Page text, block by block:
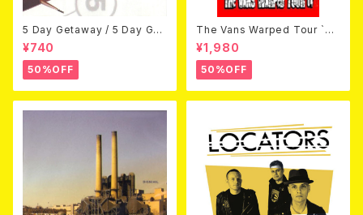
5 Day Getaway / 5 Day Get
away (CDEP)
¥740
50%OFF
The Vans Warped Tour `04
Beyond Warped (国内盤DV
D)
¥1,980
50%OFF